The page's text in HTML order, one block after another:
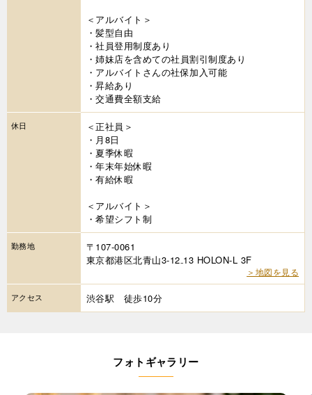
＜アルバイト＞
・髪型自由
・社員登用制度あり
・姉妹店を含めての社員割引制度あり
・アルバイトさんの社保加入可能
・昇給あり
・交通費全額支給
休日
＜正社員＞
・月8日
・夏季休暇
・年末年始休暇
・有給休暇
＜アルバイト＞
・希望シフト制
勤務地
〒107-0061
東京都港区北青山3-12₋13 HOLON-L 3F
＞地図を見る
アクセス 渋谷駅 徒歩10分
フォトギャラリー